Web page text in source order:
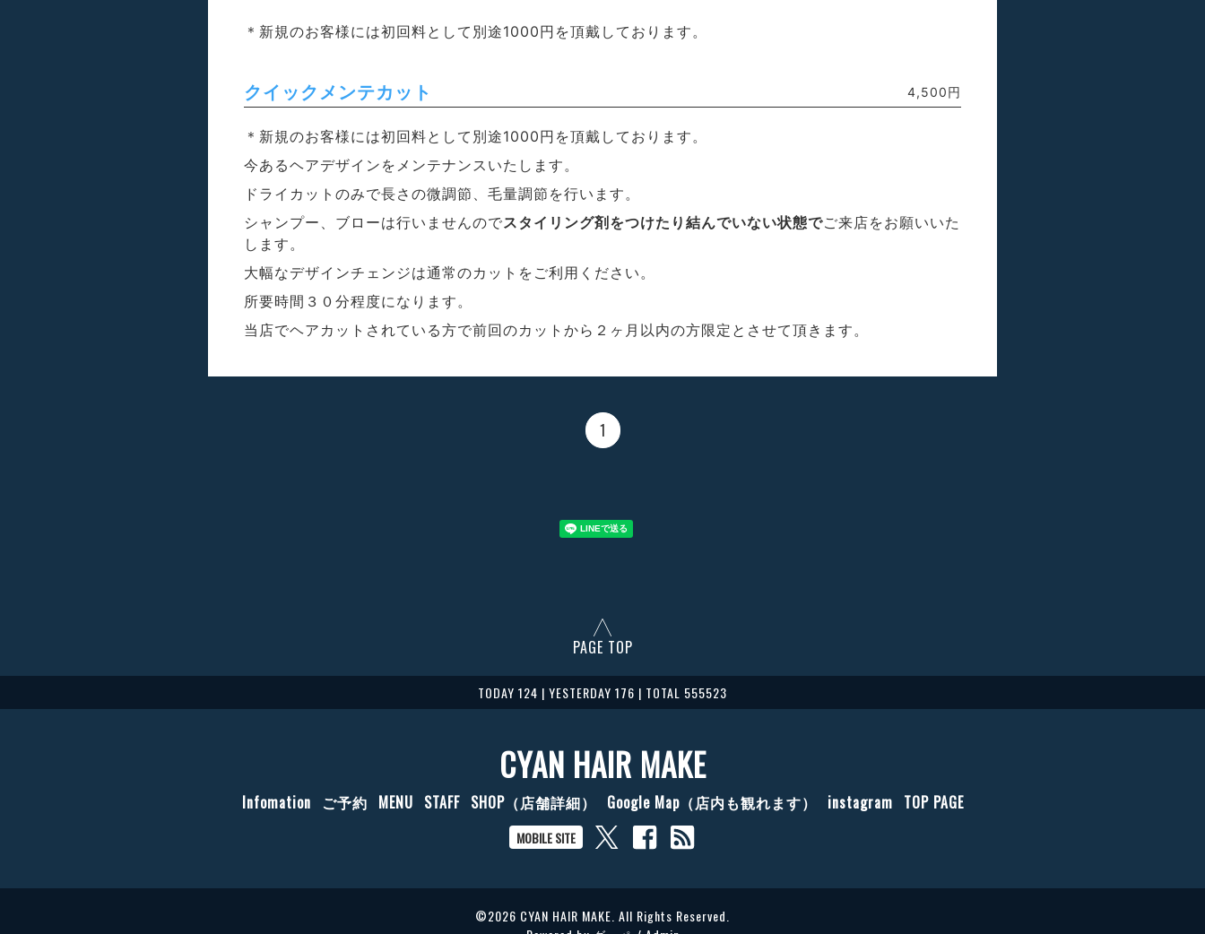
＊新規のお客様には初回料として別途1000円を頂戴しております。
クイックメンテカット 4,500円
＊新規のお客様には初回料として別途1000円を頂戴しております。
今あるヘアデザインをメンテナンスいたします。
ドライカットのみで長さの微調節、毛量調節を行います。
シャンプー、ブローは行いませんのでスタイリング剤をつけたり結んでいない状態でご来店をお願いいた
します。
大幅なデザインチェンジは通常のカットをご利用ください。
所要時間３０分程度になります。
当店でヘアカットされている方で前回のカットから２ヶ月以内の方限定とさせて頂きます。
1
PAGE TOP
TODAY 124 | YESTERDAY 176 | TOTAL 555523
CYAN HAIR MAKE
Infomation ご予約 MENU STAFF SHOP（店舗詳細） Google Map（店内も観れます） instagram TOP PAGE
MOBILE SITE
©2026 CYAN HAIR MAKE . All Rights Reserved.